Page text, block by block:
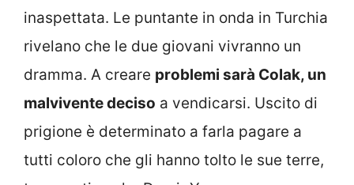
inaspettata. Le puntante in onda in Turchia
rivelano che le due giovani vivranno un
dramma. A creare problemi sarà Colak, un
malvivente deciso a vendicarsi. Uscito di
prigione è determinato a farla pagare a
tutti coloro che gli hanno tolto le sue terre,